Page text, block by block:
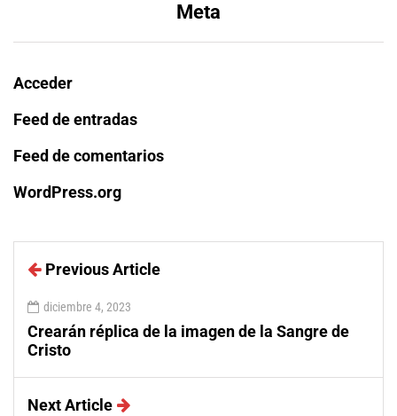
Meta
Acceder
Feed de entradas
Feed de comentarios
WordPress.org
Previous Article
diciembre 4, 2023
Crearán réplica de la imagen de la Sangre de
Cristo
Next Article